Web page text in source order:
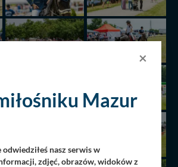
×
Mazur
odwiedziłeś nasz serwis w
zdjęć, obrazów, widoków z